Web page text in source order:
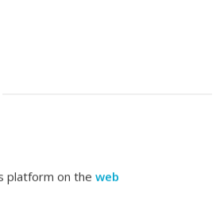
platform on the web